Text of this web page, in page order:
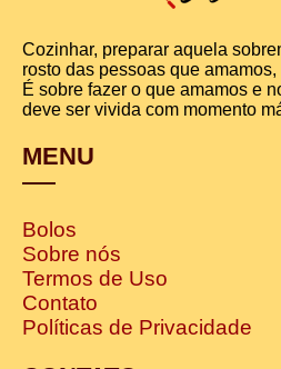
Cozinhar, preparar aquela
rosto das pessoas que
É sobre fazer o que amamos e
deve ser vivida com momento
MENU
Bolos
Sobre nós
Termos de Uso
Contato
Políticas de Privacidade